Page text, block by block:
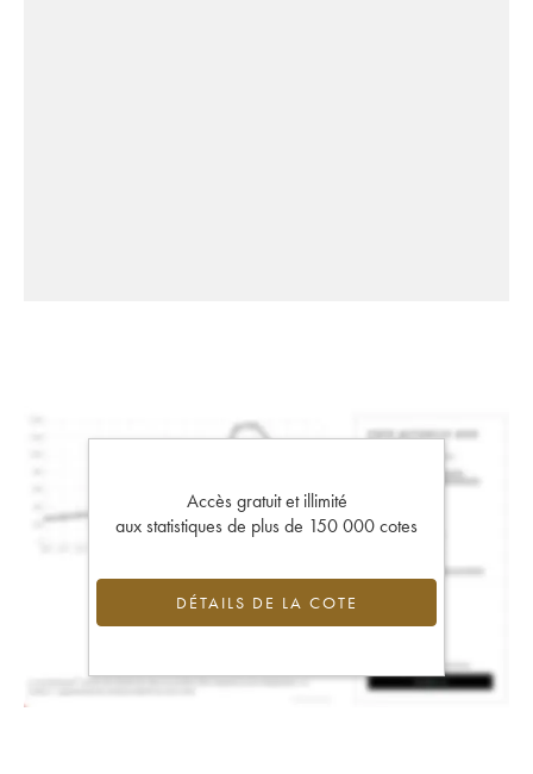
Accès gratuit et illimité
aux statistiques de plus de 150 000 cotes
DÉTAILS DE LA COTE